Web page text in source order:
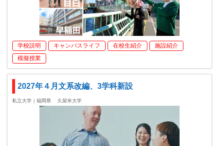
学校説明 キャンパスライフ 在校生紹介
施設紹介
模擬授業
2027年４月文系改編、3学科新設
私立大学｜福岡県 久留米大学